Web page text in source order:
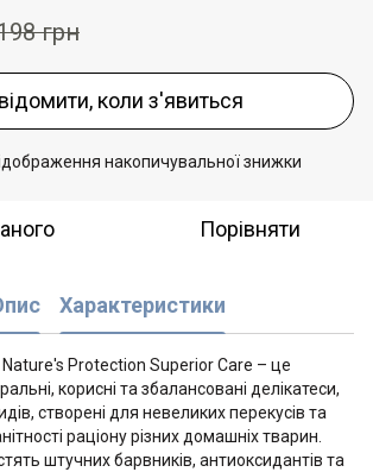
грн
коли з'явиться
накопичувальної знижки
Порівняти
Характеристики
Protection Superior Care – це
корисні та збалансовані делікатеси,
створені для невеликих перекусів та
раціону різних домашніх тварин.
штучних барвників, антиоксидантів та